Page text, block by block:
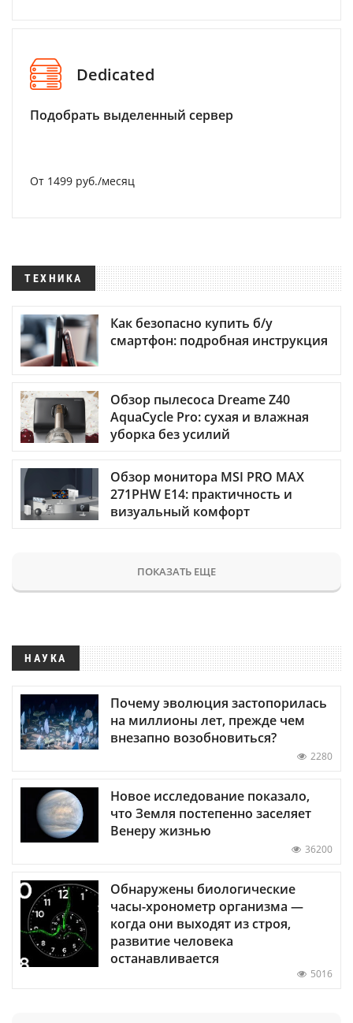
Dedicated
Подобрать выделенный сервер
От 1499 руб./месяц
ТЕХНИКА
Как безопасно купить б/у
смартфон: подробная инструкция
Обзор пылесоса Dreame Z40
AquaCycle Pro: сухая и влажная
уборка без усилий
Обзор монитора MSI PRO MAX
271PHW E14: практичность и
визуальный комфорт
ПОКАЗАТЬ ЕЩЕ
НАУКА
Почему эволюция застопорилась
на миллионы лет, прежде чем
внезапно возобновиться?
2280
Новое исследование показало,
что Земля постепенно заселяет
Венеру жизнью
36200
Обнаружены биологические
часы-хронометр организма —
когда они выходят из строя,
развитие человека
останавливается
5016